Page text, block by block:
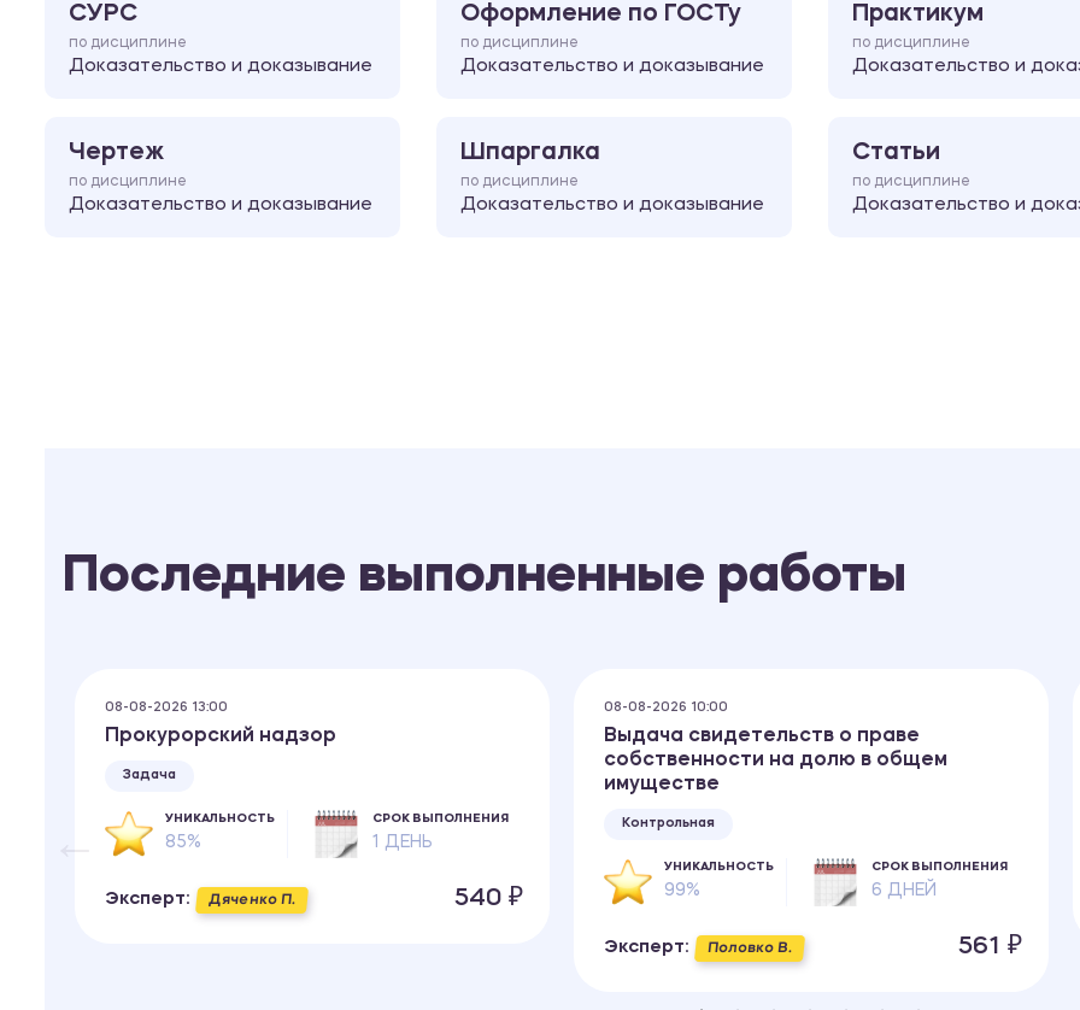
СУРС
по дисциплине
Доказательство и доказывание
Оформление по ГОСТу
по дисциплине
Доказательство и доказывание
Практикум
по дисциплине
Доказательство и
Чертеж
по дисциплине
Доказательство и доказывание
Шпаргалка
по дисциплине
Доказательство и доказывание
Статьи
по дисциплине
Доказательство и
Последние выполненные работы
08-08-2026 13:00
Прокурорский надзор
Задача
УНИКАЛЬНОСТЬ
85%
СРОК ВЫПОЛНЕНИЯ
1 ДЕНЬ
Эксперт: Дяченко П. 540 ₽
08-08-2026 10:00
Выдача свидетельств о праве
собственности на долю в общем
имуществе
Контрольная
УНИКАЛЬНОСТЬ
99%
СРОК ВЫПОЛНЕНИЯ
6 ДНЕЙ
Эксперт: Половко В. 561 ₽